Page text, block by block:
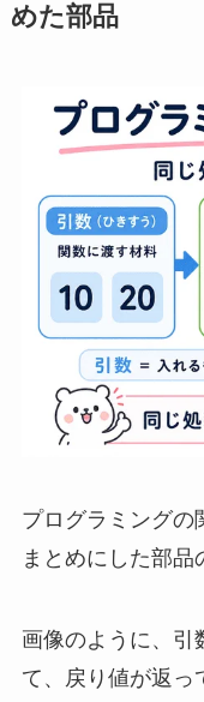
めた部品
プログラミングの
まとめにした部品
画像のように、引
て、戻り値が返っ